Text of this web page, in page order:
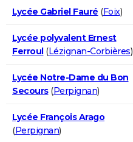
Lycée Gabriel Fauré (Foix)
Lycée polyvalent Ernest
Ferroul(Lézignan-Corbières)
Lycée Notre-Dame du Bon
Secours(Perpignan)
Lycée François Arago
(Perpignan)